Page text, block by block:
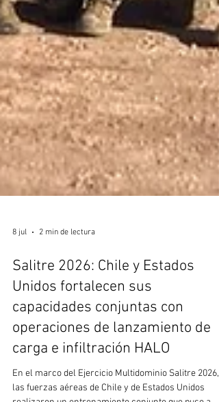
8 jul 2 min de lectura
Salitre 2026: Chile y Estados
Unidos fortalecen sus
capacidades conjuntas con
operaciones de lanzamiento de
carga e infiltración HALO